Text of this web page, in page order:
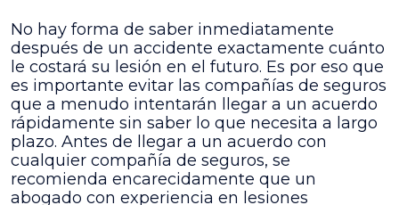
No hay forma de saber inmediatamente
después de un accidente exactamente cuánto
le costará su lesión en el futuro. Es por eso que
es importante evitar las compañías de seguros
que a menudo intentarán llegar a un acuerdo
rápidamente sin saber lo que necesita a largo
plazo. Antes de llegar a un acuerdo con
cualquier compañía de seguros, se
recomienda encarecidamente que un
abogado con experiencia en lesiones